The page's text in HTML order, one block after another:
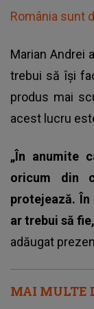
România sunt
Marian Andrei
trebui să își
produs mai
acest lucru
„În anumite
oricum din
protejează.
ar trebui să
adăugat
MAI MULTE